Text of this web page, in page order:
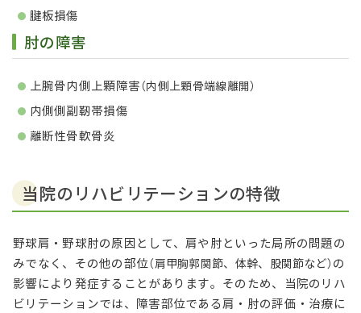
腱板損傷
肘の障害
上腕骨内側上顆障害（内側上顆骨端線離開）
内側側副靭帯損傷
離断性骨軟骨炎
当院のリハビリテーションの特徴
野球肩・野球肘の原因として、肩や肘といった局所の問題の
みでなく、その他の部位（肩甲胸郭関節、体幹、股関節など） の
影響により発症することがあります。そのため、当院のリハ
ビリテーションでは、障害部位である肩・肘の評価・治療に